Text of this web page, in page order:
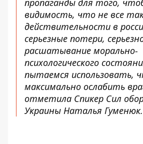
пропаганды для того,
видимость, что не все
действительности в
серьезные потери,
расшатывание морально-
психологического
пытаемся использовать,
максимально ослабить
отметила Спикер Сил
Украины Наталья Гуменюк.